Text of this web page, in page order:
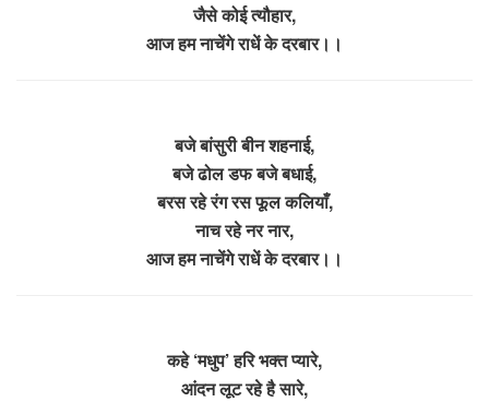
जैसे कोई त्यौहार,
आज हम नाचेंगे राधें के दरबार।।
बजे बांसुरी बीन शहनाई,
बजे ढोल डफ बजे बधाई,
बरस रहे रंग रस फूल कलियाँ,
नाच रहे नर नार,
आज हम नाचेंगे राधें के दरबार।।
कहे ‘मधुप’ हरि भक्त प्यारे,
आंदन लूट रहे है सारे,